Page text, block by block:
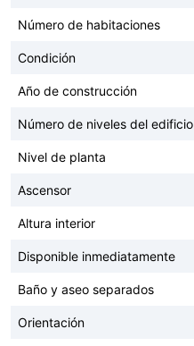
Número de habitaciones
Condición
Año de construcción
Número de niveles del edificio
Nivel de planta
Ascensor
Altura interior
Disponible inmediatamente
Baño y aseo separados
Orientación